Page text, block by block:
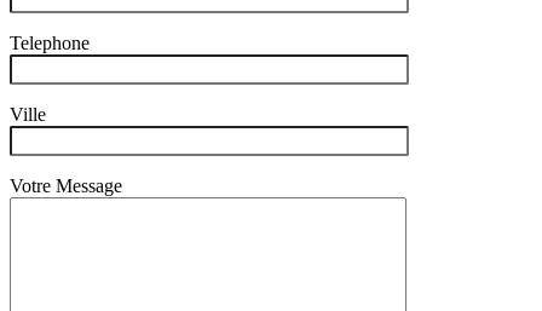
Telephone
Ville
Votre Message